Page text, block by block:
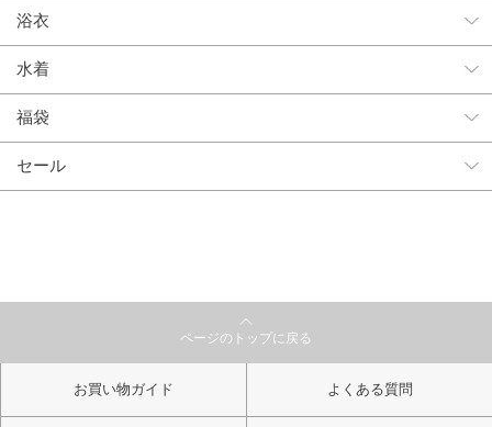
浴衣
水着
福袋
セール
ページのトップに戻る
お買い物ガイド よくある質問